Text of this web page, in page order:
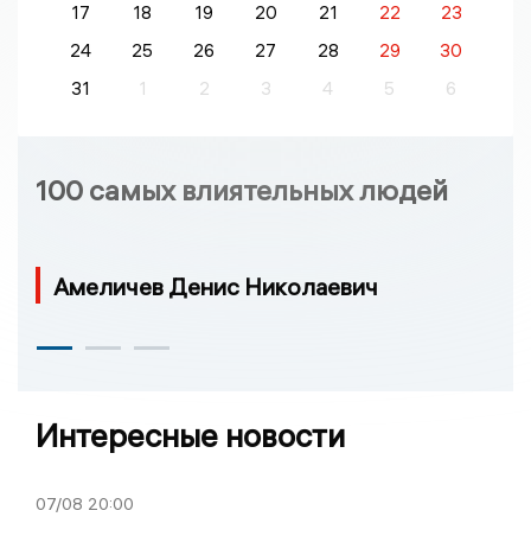
17
18 19 20 21 22
23
24
25 26 27 28 29
30
31
1 2 3 4 5 6
100 самых влиятельных людей
Амеличев Денис Николаевич
Интересные новости
07/08 20:00